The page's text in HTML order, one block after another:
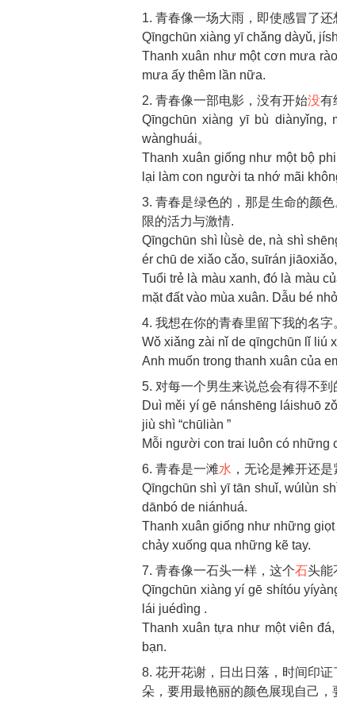
1. 青春像一场大雨，即使感冒了还
Qīngchūn xiàng yī chǎng dàyǔ,
Thanh xuân như một cơn mưa
mưa ấy thêm lần nữa.
2. 青春像一部电影，没有开始没有
Qīngchūn xiàng yī bù diànyǐng,
wànghuái。
Thanh xuân giống như một bộ
lại làm con người ta nhớ mãi
3. 青春是绿色的，那是生命的颜
限的活力与激情.
Qīngchūn shì lǜsè de, nà shì
ér chū de xiǎo cǎo, suīrán
Tuổi trẻ là màu xanh, đó là màu
mặt đất vào mùa xuân. Dẫu bé
4. 我想在你的青春里留下我的名字
Wǒ xiǎng zài nǐ de qīngchūn lǐ liú
Anh muốn trong thanh xuân của
5. 对每一个男生来说总会有得不
Duì měi yí gē nánshēng láishuō
jiù shì “chūliàn ”
Mỗi người con trai luôn có những
6. 青春是一滩水 ，无论是摊开还
Qīngchūn shì yī tān shuǐ, wúlùn
dānbó de niánhuá.
Thanh xuân giống như những
chảy xuống qua những kẽ tay.
7. 青春像一石头一样，这个石头能
Qīngchūn xiàng yí gē shítóu
lái juédìng .
Thanh xuân tựa như một viên
bạn.
8. 花开花谢，日出日落，时间印
朵，要用最艳丽的颜色展现自己，